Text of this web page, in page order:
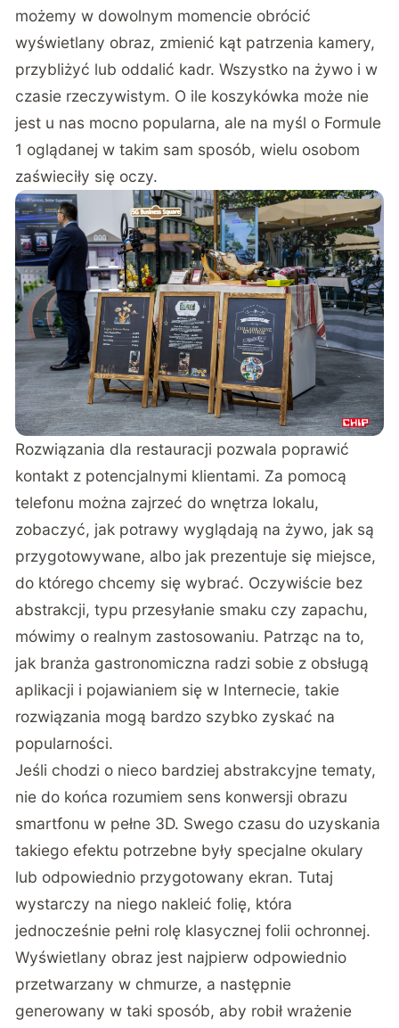
możemy w dowolnym momencie obrócić
wyświetlany obraz, zmienić kąt patrzenia kamery,
przybliżyć lub oddalić kadr. Wszystko na żywo i w
czasie rzeczywistym. O ile koszykówka może nie
jest u nas mocno popularna, ale na myśl o Formule
1 oglądanej w takim sam sposób, wielu osobom
zaświeciły się oczy.
Rozwiązania dla restauracji pozwala poprawić
kontakt z potencjalnymi klientami. Za pomocą
telefonu można zajrzeć do wnętrza lokalu,
zobaczyć, jak potrawy wyglądają na żywo, jak są
przygotowywane, albo jak prezentuje się miejsce,
do którego chcemy się wybrać. Oczywiście bez
abstrakcji, typu przesyłanie smaku czy zapachu,
mówimy o realnym zastosowaniu. Patrząc na to,
jak branża gastronomiczna radzi sobie z obsługą
aplikacji i pojawianiem się w Internecie, takie
rozwiązania mogą bardzo szybko zyskać na
popularności.
Jeśli chodzi o nieco bardziej abstrakcyjne tematy,
nie do końca rozumiem sens konwersji obrazu
smartfonu w pełne 3D. Swego czasu do uzyskania
takiego efektu potrzebne były specjalne okulary
lub odpowiednio przygotowany ekran. Tutaj
wystarczy na niego nakleić folię, która
jednocześnie pełni rolę klasycznej folii ochronnej.
Wyświetlany obraz jest najpierw odpowiednio
przetwarzany w chmurze, a następnie
generowany w taki sposób, aby robił wrażenie